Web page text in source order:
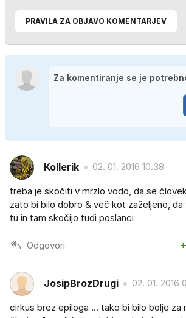
PRAVILA ZA OBJAVO KOMENTARJEV
Kollerik 02. 01. 2016 10.38
treba je skočiti v mrzlo vodo, da se
zato bi bilo dobro & več kot zaželjeno,
tu in tam skočijo tudi poslanci
Odgovori
JosipBrozDrugi 02. 01. 2016
cirkus brez epiloga ... tako bi bilo bolje za